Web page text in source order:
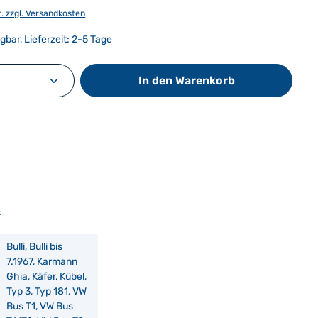
zzgl. Versandkosten
Lieferzeit: 2-5 Tage
Gib den gewünschten Wert ein
In den Warenkorb
Bulli, Bulli bis
7.1967, Karmann
Ghia, Käfer, Kübel,
Typ 3, Typ 181, VW
Bus T1, VW Bus